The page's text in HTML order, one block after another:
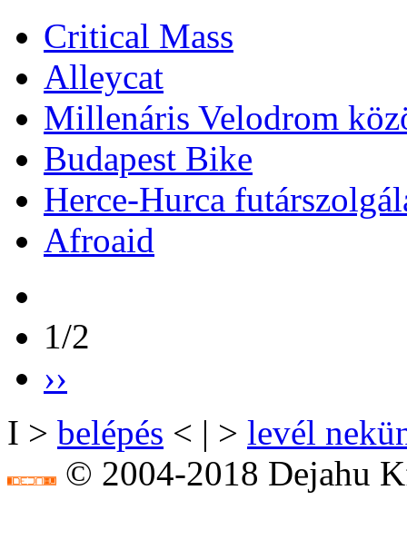
Critical Mass
Alleycat
Millenáris Velodrom
Budapest Bike
Herce-Hurca
Afroaid
1/2
››
I > belépés < | > levél
© 2004-2018 Dejahu